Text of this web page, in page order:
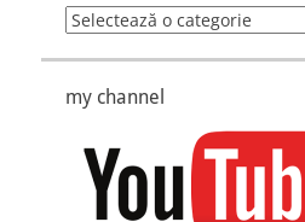
categorii
my channel